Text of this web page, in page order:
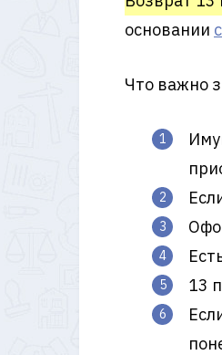
основании
Что важно
13